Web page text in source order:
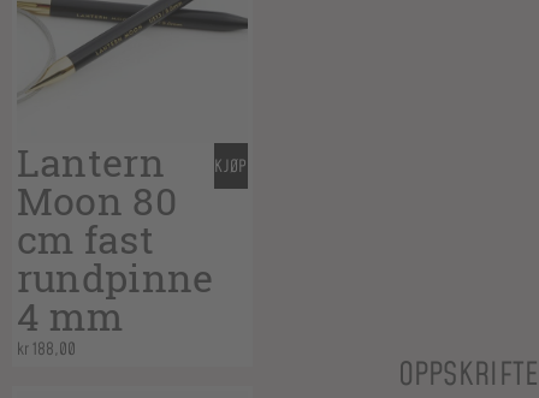
Lantern
Moon 80
cm fast
rundpinne
4 mm
kr188,00
KJØP